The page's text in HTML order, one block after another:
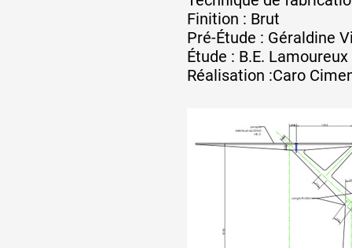
Finition : Brut
Pré-Étude : Géraldine
Étude : B.E.
Réalisation :Caro